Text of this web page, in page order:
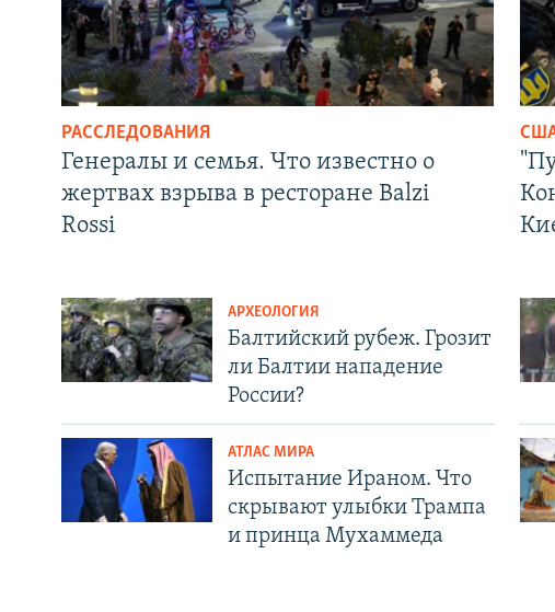
РАССЛЕДОВАНИЯ
Генералы и семья. Что известно о
жертвах взрыва в ресторане Balzi
Rossi
АРХЕОЛОГИЯ
Балтийский рубеж. Грозит
ли Балтии нападение
России?
АТЛАС МИРА
Испытание Ираном. Что
скрывают улыбки Трампа
и принца Мухаммеда